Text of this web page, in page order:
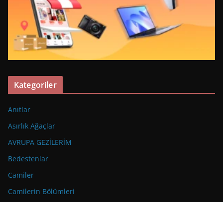
Kategoriler
Anıtlar
Asırlık Ağaçlar
AVRUPA GEZİLERİM
Bedestenlar
Camiler
Camilerin Bölümleri